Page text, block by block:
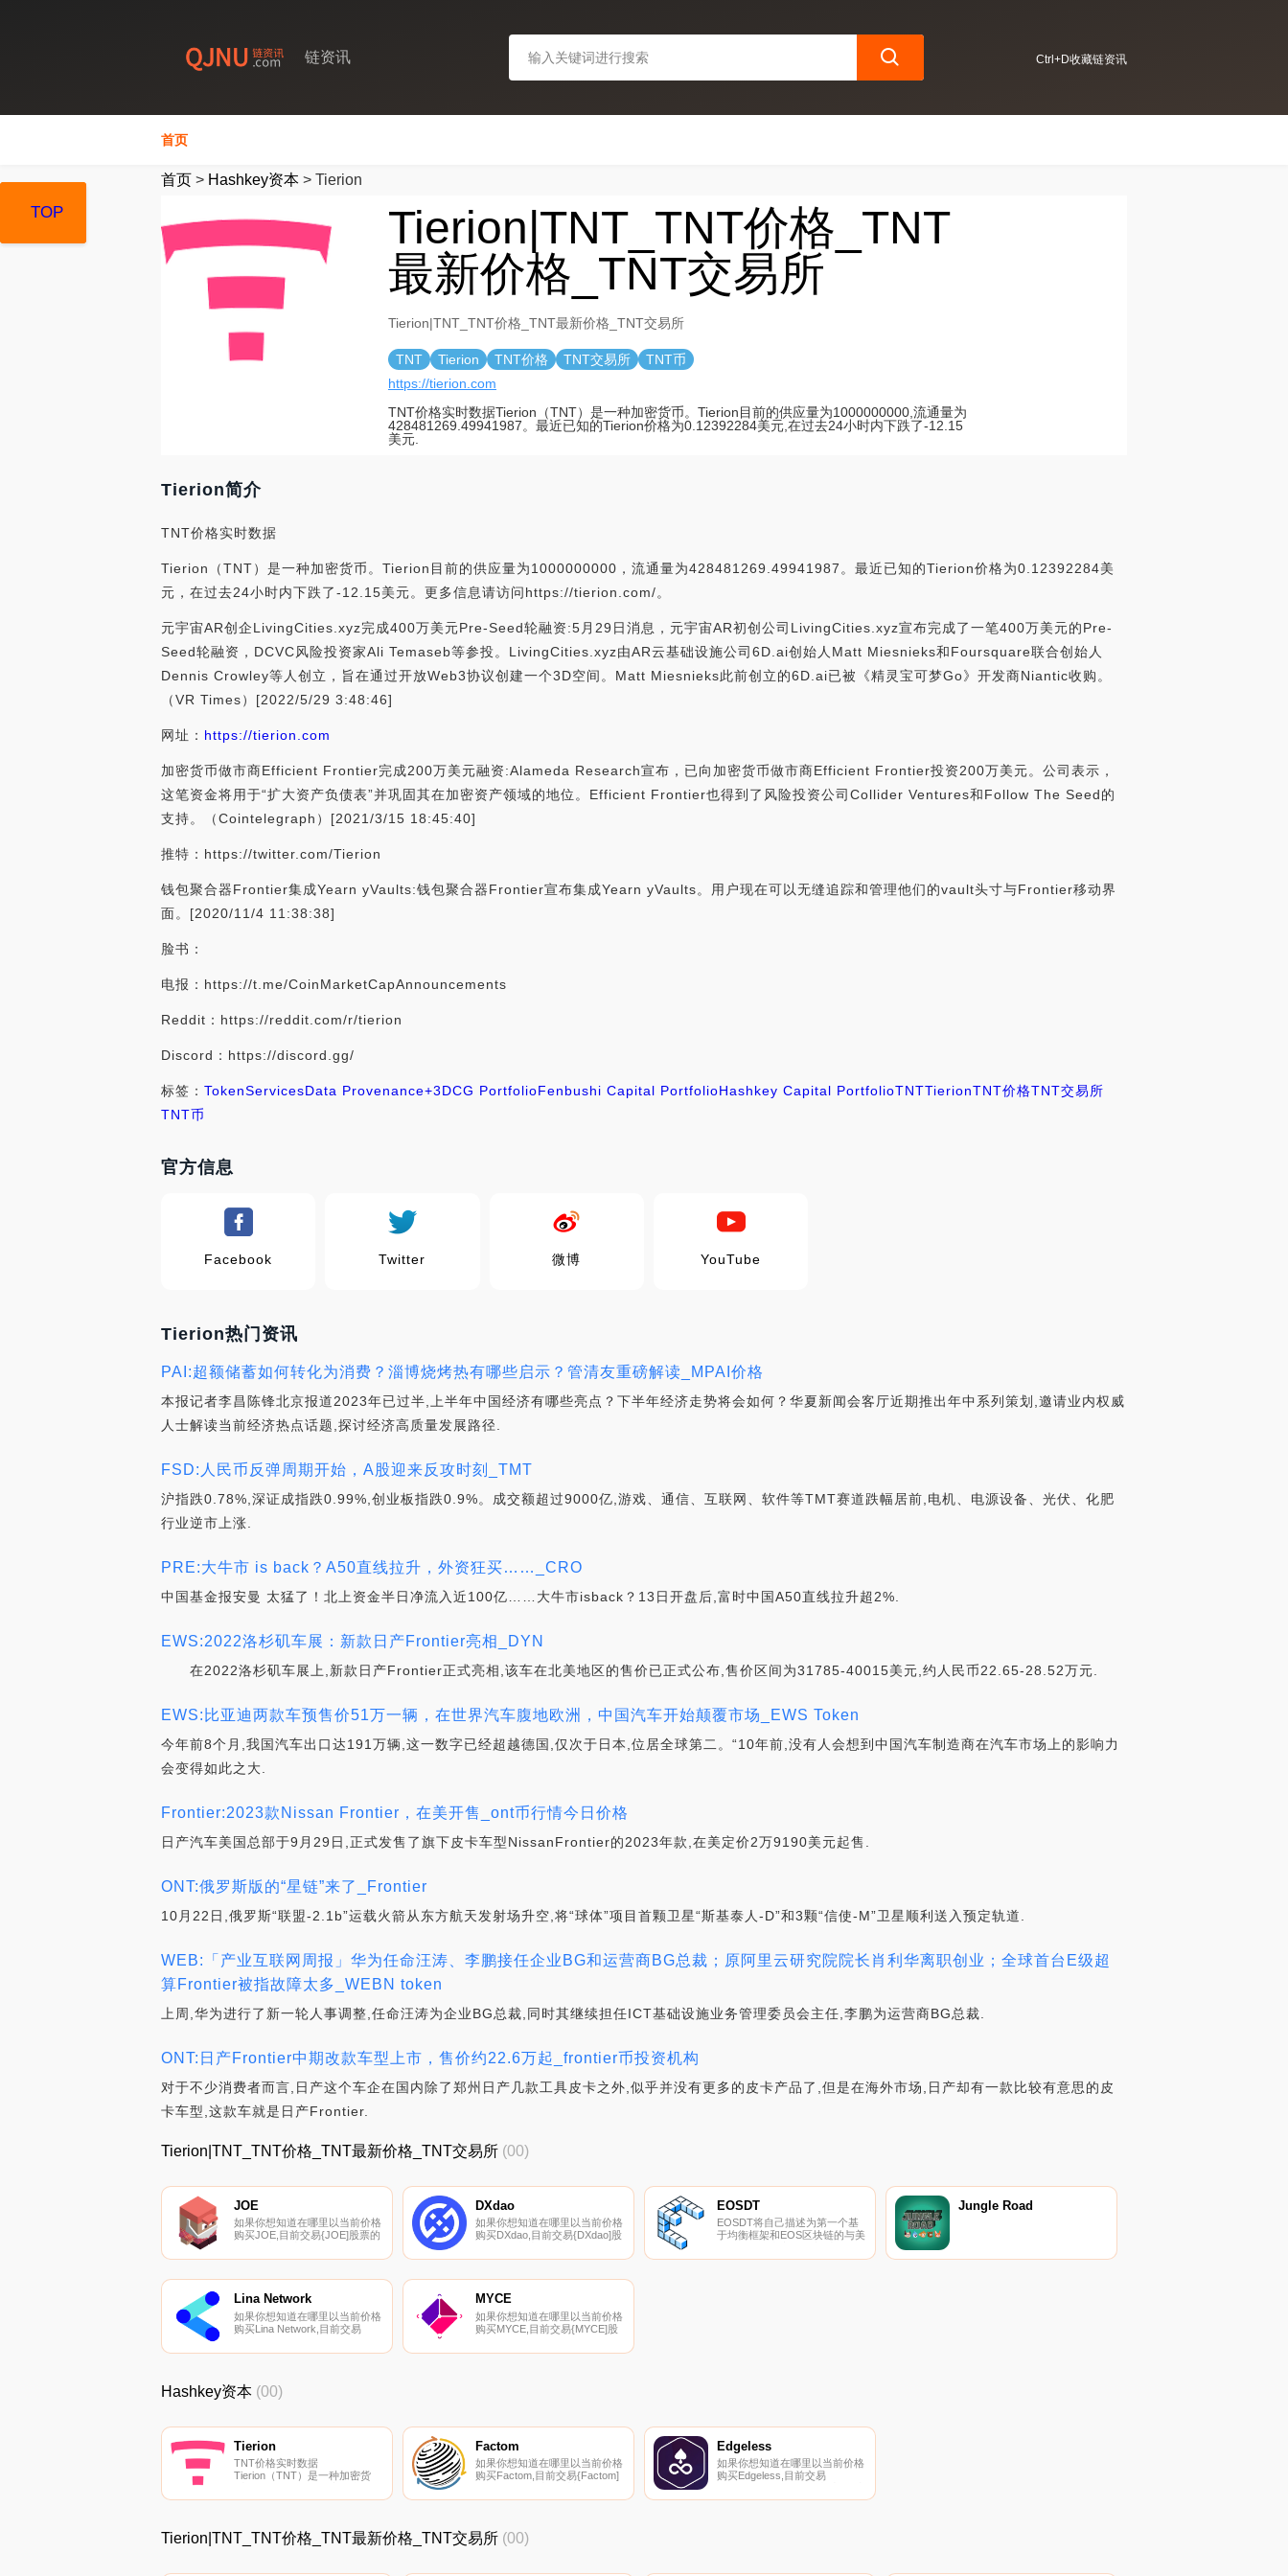
链资讯 Ctrl+D收藏链资讯
首页
首页 > Hashkey资本 > Tierion
Tierion|TNT_TNT价格_TNT
最新价格_TNT交易所
Tierion|TNT_TNT价格_TNT最新价格_TNT交易所
TNT Tierion TNT价格 TNT交易所
TNT币
https://tierion.com
TNT价格实时数据Tierion（TNT）是一种加密货币。Tierion目前的供应量为1000000000,流通量为
428481269.49941987。最近已知的Tierion价格为0.12392284美元,在过去24小时内下跌了-12.15
美元.
Tierion简介
TNT价格实时数据
Tierion（TNT）是一种加密货币。Tierion目前的供应量为1000000000，流通量为428481269.49941987。最近已知的Tierion价格为0.12392284美
元，在过去24小时内下跌了-12.15美元。更多信息请访问https://tierion.com/。
元宇宙AR创企LivingCities.xyz完成400万美元Pre-Seed轮融资:5月29日消息，元宇宙AR初创公司LivingCities.xyz宣布完成了一笔400万美元的Pre-
Seed轮融资，DCVC风险投资家Ali Temaseb等参投。LivingCities.xyz由AR云基础设施公司6D.ai创始人Matt Miesnieks和Foursquare联合创始人
Dennis Crowley等人创立，旨在通过开放Web3协议创建一个3D空间。Matt Miesnieks此前创立的6D.ai已被《精灵宝可梦Go》开发商Niantic收购。
（VR Times）[2022/5/29 3:48:46]
网址： https://tierion.com
加密货币做市商Efficient Frontier完成200万美元融资:Alameda Research宣布，已向加密货币做市商Efficient Frontier投资200万美元。公司表示，
这笔资金将用于“扩大资产负债表”并巩固其在加密资产领域的地位。Efficient Frontier也得到了风险投资公司Collider Ventures和Follow The Seed的
支持。（Cointelegraph）[2021/3/15 18:45:40]
推特：https://twitter.com/Tierion
钱包聚合器Frontier集成Yearn yVaults:钱包聚合器Frontier宣布集成Yearn yVaults。用户现在可以无缝追踪和管理他们的vault头寸与Frontier移动界
面。[2020/11/4 11:38:38]
脸书：
电报：https://t.me/CoinMarketCapAnnouncements
Reddit：https://reddit.com/r/tierion
Discord：https://discord.gg/
标签： TokenServicesData Provenance+3DCG PortfolioFenbushi Capital PortfolioHashkey Capital PortfolioTNTTierionTNT价格TNT交易所
TNT币
官方信息
Facebook Twitter 微博 YouTube
Tierion热门资讯
PAI:超额储蓄如何转化为消费？淄博烧烤热有哪些启示？管清友重磅解读_MPAI价格
本报记者李昌陈锋北京报道2023年已过半,上半年中国经济有哪些亮点？下半年经济走势将会如何？华夏新闻会客厅近期推出年中系列策划,邀请业内权威
人士解读当前经济热点话题,探讨经济高质量发展路径.
FSD:人民币反弹周期开始，A股迎来反攻时刻_TMT
沪指跌0.78%,深证成指跌0.99%,创业板指跌0.9%。成交额超过9000亿,游戏、通信、互联网、软件等TMT赛道跌幅居前,电机、电源设备、光伏、化肥
行业逆市上涨.
PRE:大牛市 is back？A50直线拉升，外资狂买……_CRO
中国基金报安曼 太猛了！北上资金半日净流入近100亿……大牛市isback？13日开盘后,富时中国A50直线拉升超2%.
EWS:2022洛杉矶车展：新款日产Frontier亮相_DYN
在2022洛杉矶车展上,新款日产Frontier正式亮相,该车在北美地区的售价已正式公布,售价区间为31785-40015美元,约人民币22.65-28.52万元.
EWS:比亚迪两款车预售价51万一辆，在世界汽车腹地欧洲，中国汽车开始颠覆市场_EWS Token
今年前8个月,我国汽车出口达191万辆,这一数字已经超越德国,仅次于日本,位居全球第二。“10年前,没有人会想到中国汽车制造商在汽车市场上的影响力
会变得如此之大.
Frontier:2023款Nissan Frontier，在美开售_ont币行情今日价格
日产汽车美国总部于9月29日,正式发售了旗下皮卡车型NissanFrontier的2023年款,在美定价2万9190美元起售.
ONT:俄罗斯版的“星链”来了_Frontier
10月22日,俄罗斯“联盟-2.1b”运载火箭从东方航天发射场升空,将“球体”项目首颗卫星“斯基泰人-D”和3颗“信使-M”卫星顺利送入预定轨道.
WEB:「产业互联网周报」华为任命汪涛、李鹏接任企业BG和运营商BG总裁；原阿里云研究院院长肖利华离职创业；全球首台E级超
算Frontier被指故障太多_WEBN token
上周,华为进行了新一轮人事调整,任命汪涛为企业BG总裁,同时其继续担任ICT基础设施业务管理委员会主任,李鹏为运营商BG总裁.
ONT:日产Frontier中期改款车型上市，售价约22.6万起_frontier币投资机构
对于不少消费者而言,日产这个车企在国内除了郑州日产几款工具皮卡之外,似乎并没有更多的皮卡产品了,但是在海外市场,日产却有一款比较有意思的皮
卡车型,这款车就是日产Frontier.
TOP
Tierion|TNT_TNT价格_TNT最新价格_TNT交易所 (00)
JOE
如果你想知道在哪里以当前价格
购买JOE,目前交易{JOE]股票的
Binance、OKX、Bitrue、Bitget
表.
DXdao
如果你想知道在哪里以当前价格
购买DXdao,目前交易{DXdao]股
CoinEx、Bancor Network和
DXdao将自己描述为一个构建和
管理去中心化产品和服务的集
体.
EOSDT
EOSDT将自己描述为第一个基
于均衡框架和EOS区块链的与美
EOSDT由智能合约上的EOS抵
Jungle Road
Lina Network
如果你想知道在哪里以当前价格
购买Lina Network,目前交易
货币交易所是Bitget、YoBit、
列表。作为越南的区块链企业；
他的旅程始于应用技术解决农业
MYCE
如果你想知道在哪里以当前价格
购买MYCE,目前交易{MYCE]股
Finexbox和FreiExchange。您
TOP
Hashkey资本 (00)
Tierion
TNT价格实时数据
Tierion（TNT）是一种加密货
1000000000,流通量为
美元,在过去24小时内下跌
了-12.15美元.
Factom
如果你想知道在哪里以当前价格
购买Factom,目前交易{Factom]
qTrade。您可以在我们的加密
为；由将区块链的安全性扩展到
任何数据类型的国际公司联盟构
Edgeless
如果你想知道在哪里以当前价格
购买Edgeless,目前交易
交易所是HitBTC。您可以在我
TOP
Tierion|TNT_TNT价格_TNT最新价格_TNT交易所 (00)